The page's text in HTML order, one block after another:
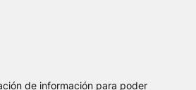
de información para poder